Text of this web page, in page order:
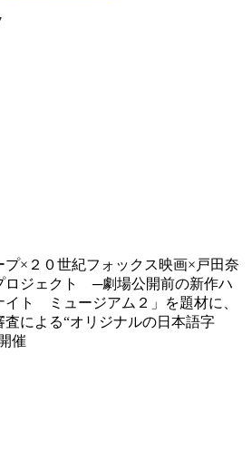
プ×２０世紀フォックス映画×戸田奈
ロジェクト ─劇場公開前の新作ハ
イト ミュージアム２」を題材に、
査による“オリジナルの日本語字
催